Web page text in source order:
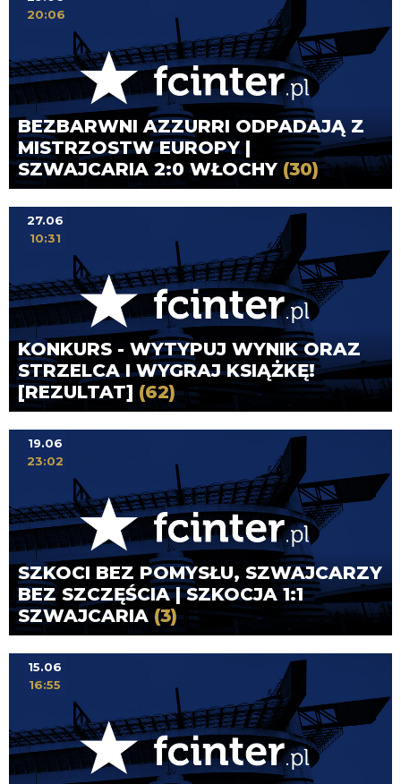
BEZBARWNI AZZURRI ODPADAJĄ Z
MISTRZOSTW EUROPY |
SZWAJCARIA 2:0 WŁOCHY (30)
20:06
KONKURS - WYTYPUJ WYNIK ORAZ
STRZELCA I WYGRAJ KSIĄŻKĘ!
[REZULTAT] (62)
27.06
10:31
SZKOCI BEZ POMYSŁU, SZWAJCARZY
BEZ SZCZĘŚCIA | SZKOCJA 1:1
SZWAJCARIA (3)
19.06
23:02
15.06
16:55